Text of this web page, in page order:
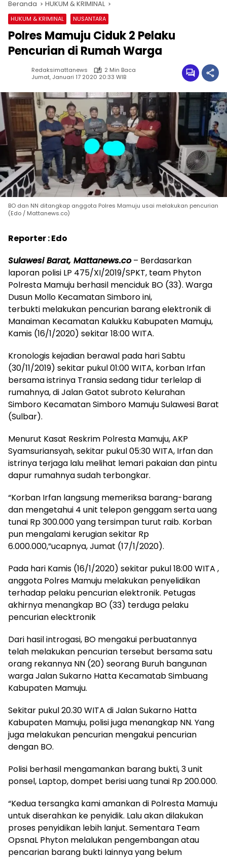
Beranda HUKUM & KRIMINAL
HUKUM & KRIMINAL NUSANTARA
Polres Mamuju Ciduk 2 Pelaku
Pencurian di Rumah Warga
Redaksimattanews
2 Min Baca
Jumat, Januari 17 2020 20:33 WIB
BO dan NN ditangkap anggota Polres Mamuju usai melakukan pencurian
(Edo / Mattanews.co)
Reporter : Edo
Sulawesi Barat, Mattanews.co– Berdasarkan
laporan polisi LP 475/XI/2019/SPKT, team Phyton
Polresta Mamuju berhasil menciduk BO (33). Warga
Dusun Mollo Kecamatan Simboro ini,
terbukti melakukan pencurian barang elektronik di
Manaiman Kecamatan Kalukku Kabupaten Mamuju,
Kamis (16/1/2020) sekitar 18:00 WITA.
Kronologis kejadian berawal pada hari Sabtu
(30/11/2019) sekitar pukul 01:00 WITA, korban Irfan
bersama istrinya Transia sedang tidur terlelap di
rumahnya, di Jalan Gatot subroto Kelurahan
Simboro Kecamatan Simboro Mamuju Sulawesi Barat
(Sulbar).
Menurut Kasat Reskrim Polresta Mamuju, AKP
Syamsuriansyah, sekitar pukul 05:30 WITA, Irfan dan
istrinya terjaga lalu melihat lemari pakaian dan pintu
dapur rumahnya sudah terbongkar.
“Korban Irfan langsung memeriksa barang-barang
dan mengetahui 4 unit telepon genggam serta uang
tunai Rp 300.000 yang tersimpan turut raib. Korban
pun mengalami kerugian sekitar Rp
6.000.000,”ucapnya, Jumat (17/1/2020).
Pada hari Kamis (16/1/2020) sekitar pukul 18:00 WITA ,
anggota Polres Mamuju melakukan penyelidikan
terhadap pelaku pencurian elektronik. Petugas
akhirnya menangkap BO (33) terduga pelaku
pencurian elecktronik
Dari hasil introgasi, BO mengakui perbuatannya
telah melakukan pencurian tersebut bersama satu
orang rekannya NN (20) seorang Buruh bangunan
warga Jalan Sukarno Hatta Kecamatab Simbuang
Kabupaten Mamuju.
Sekitar pukul 20.30 WITA di Jalan Sukarno Hatta
Kabupaten Mamuju, polisi juga menangkap NN. Yang
juga melakukan pencurian mengakui pencurian
dengan BO.
Polisi berhasil mengamankan barang bukti, 3 unit
ponsel, Laptop, dompet berisi uang tunai Rp 200.000.
“Kedua tersangka kami amankan di Polresta Mamuju
untuk diserahkan ke penyidik. Lalu akan dilakukan
proses penyidikan lebih lanjut. Sementara Team
OpsnaL Phyton melalukan pengembangan atau
pencarian barang bukti lainnya yang belum